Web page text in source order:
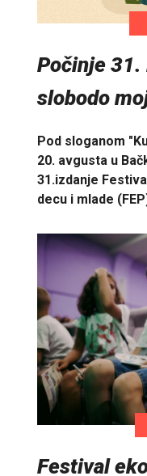
Počinje 31.
slobodo
Pod sloganom
20. avgusta u
31.izdanje
decu i mlade
Festival